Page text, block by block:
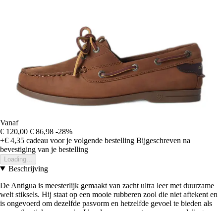
Vanaf
€ 120,00 € 86,98 -28%
+€ 4,35 cadeau voor je volgende bestelling Bijgeschreven na
bevestiging van je bestelling
Loading...
Beschrijving
De Antigua is meesterlijk gemaakt van zacht ultra leer met duurzame
welt stiksels. Hij staat op een mooie rubberen zool die niet aftekent en
is ongevoerd om dezelfde pasvorm en hetzelfde gevoel te bieden als